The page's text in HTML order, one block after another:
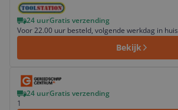
24 uurGratis verzending
Voor 22.00 uur besteld, volgende werkdag in huis
Bekijk
24 uurGratis verzending
1
Bekijk product